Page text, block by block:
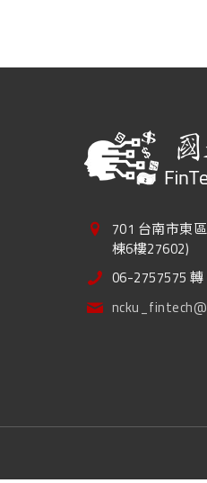
701 台南市東
棟6樓27602)
06-2757575